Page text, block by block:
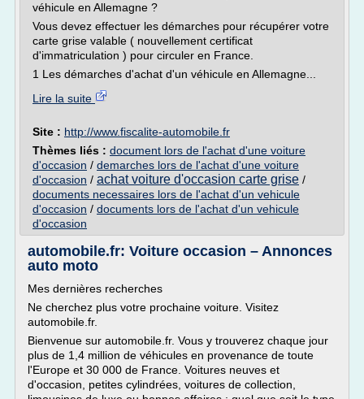
véhicule en Allemagne ?
Vous devez effectuer les démarches pour récupérer votre
carte grise valable ( nouvellement certificat
d'immatriculation ) pour circuler en France.
1 Les démarches d'achat d'un véhicule en Allemagne...
Lire la suite
Site : http://www.fiscalite-automobile.fr
Thèmes liés : document lors de l'achat d'une voiture
d'occasion / demarches lors de l'achat d'une voiture
d'occasion / achat voiture d'occasion carte grise /
documents necessaires lors de l'achat d'un vehicule
d'occasion / documents lors de l'achat d'un vehicule
d'occasion
automobile.fr: Voiture occasion – Annonces
auto moto
Mes dernières recherches
Ne cherchez plus votre prochaine voiture. Visitez
automobile.fr.
Bienvenue sur automobile.fr. Vous y trouverez chaque jour
plus de 1,4 million de véhicules en provenance de toute
l'Europe et 30 000 de France. Voitures neuves et
d'occasion, petites cylindrées, voitures de collection,